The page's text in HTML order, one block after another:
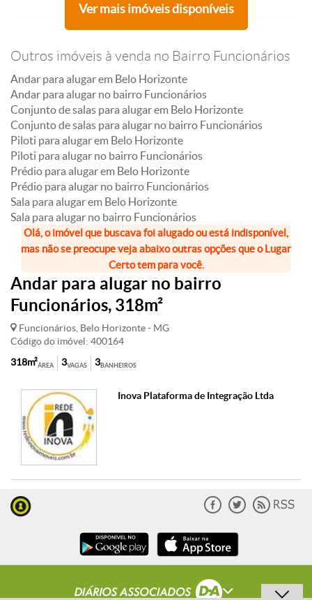
Ver mais imóveis disponíveis
Outros imóveis à venda no Bairro Funcionários
Andar para alugar em Belo Horizonte
Andar para alugar no bairro Funcionários
Conjunto de salas para alugar em Belo Horizonte
Conjunto de salas para alugar no bairro Funcionários
Piloti para alugar em Belo Horizonte
Piloti para alugar no bairro Funcionários
Prédio para alugar em Belo Horizonte
Prédio para alugar no bairro Funcionários
Sala para alugar em Belo Horizonte
Sala para alugar no bairro Funcionários
Olá, o imóvel que buscava foi alugado ou está indisponível,
mas não se preocupe veja abaixo outras opções que o Lugar
Certo tem para você.
Andar para alugar no bairro
Funcionários, 318m²
Funcionários, Belo Horizonte - MG
Código do imóvel: 400164
ÁREA
318m² VAGAS
3 BANHEIROS
3
Inova Plataforma de Integração Ltda